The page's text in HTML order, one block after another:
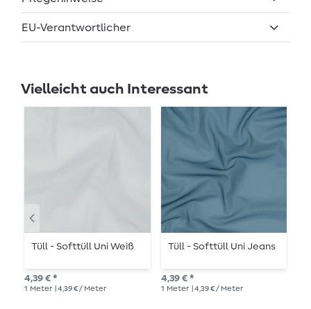
EU-Verantwortlicher
Vielleicht auch Interessant
Tüll - Softtüll Uni Weiß
4,39 € *
1 Meter | 4,39 € / Meter
Tüll - Softtüll Uni Jeans
4,39 € *
1 Meter | 4,39 € / Meter